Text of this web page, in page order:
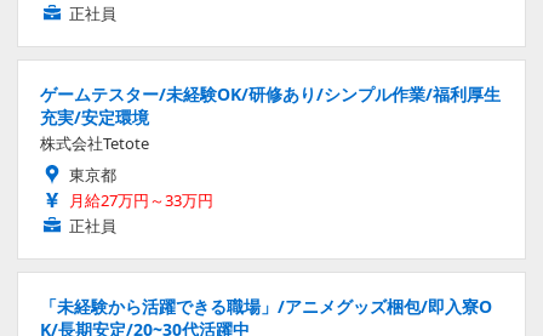
正社員
ゲームテスター/未経験OK/研修あり/シンプル作業/福利厚生
充実/安定環境
株式会社Tetote
東京都
月給27万円～33万円
正社員
「未経験から活躍できる職場」/アニメグッズ梱包/即入寮O
K/長期安定/20~30代活躍中